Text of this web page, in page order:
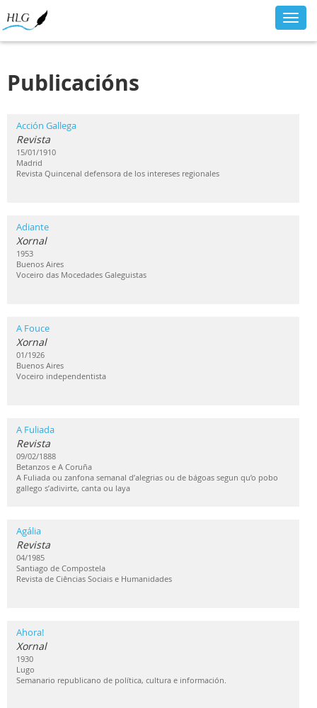
Publicacións
Acción Gallega
Revista
15/01/1910
Madrid
Revista Quincenal defensora de los intereses regionales
Adiante
Xornal
1953
Buenos Aires
Voceiro das Mocedades Galeguistas
A Fouce
Xornal
01/1926
Buenos Aires
Voceiro independentista
A Fuliada
Revista
09/02/1888
Betanzos e A Coruña
A Fuliada ou zanfona semanal d’alegrias ou de bágoas segun qu’o pobo
gallego s’adivirte, canta ou laya
Agália
Revista
04/1985
Santiago de Compostela
Revista de Ciências Sociais e Humanidades
Ahora!
Xornal
1930
Lugo
Semanario republicano de política, cultura e información.